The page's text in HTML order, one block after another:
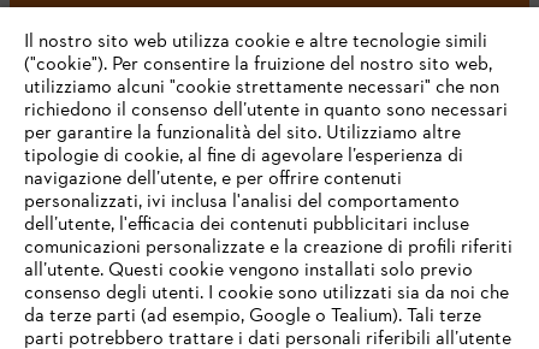
#STIHL
L’azienda
STIHL FAQ
Il nostro sito web utilizza cookie e altre tecnologie simili
("cookie"). Per consentire la fruizione del nostro sito web,
utilizziamo alcuni "cookie strettamente necessari" che non
richiedono il consenso dell’utente in quanto sono necessari
per garantire la funzionalità del sito. Utilizziamo altre
tipologie di cookie, al fine di agevolare l’esperienza di
navigazione dell’utente, e per offrire contenuti
personalizzati, ivi inclusa l'analisi del comportamento
dell’utente, l'efficacia dei contenuti pubblicitari incluse
comunicazioni personalizzate e la creazione di profili riferiti
all’utente. Questi cookie vengono installati solo previo
consenso degli utenti. I cookie sono utilizzati sia da noi che
da terze parti (ad esempio, Google o Tealium). Tali terze
parti potrebbero trattare i dati personali riferibili all’utente